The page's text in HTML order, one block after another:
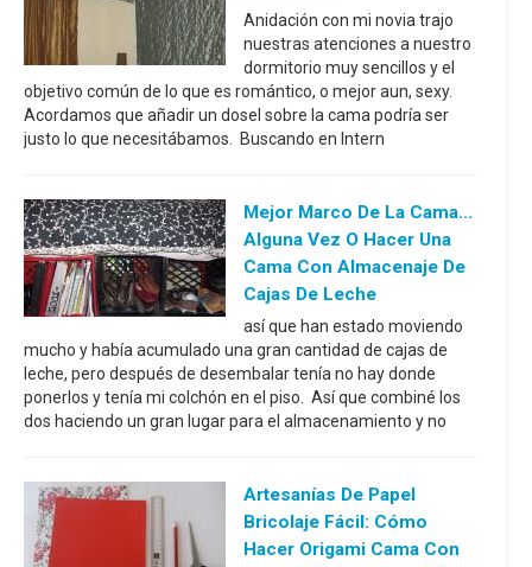
Anidación con mi novia trajo
nuestras atenciones a nuestro
dormitorio muy sencillos y el
objetivo común de lo que es romántico, o mejor aun, sexy.
Acordamos que añadir un dosel sobre la cama podría ser
justo lo que necesitábamos. Buscando en Intern
Mejor Marco De La Cama...
Alguna Vez O Hacer Una
Cama Con Almacenaje De
Cajas De Leche
así que han estado moviendo
mucho y había acumulado una gran cantidad de cajas de
leche, pero después de desembalar tenía no hay donde
ponerlos y tenía mi colchón en el piso. Así que combiné los
dos haciendo un gran lugar para el almacenamiento y no
Artesanías De Papel
Bricolaje Fácil: Cómo
Hacer Origami Cama Con